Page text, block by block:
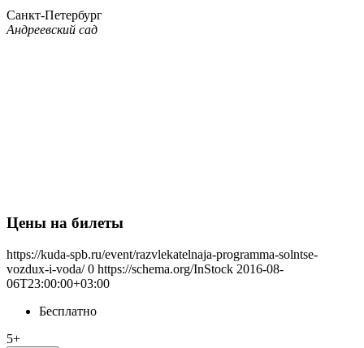
Санкт-Петербург
Андреевский сад
Цены на билеты
https://kuda-spb.ru/event/razvlekatelnaja-programma-solntse-
vozdux-i-voda/ 0 https://schema.org/InStock 2016-08-
06T23:00:00+03:00
Бесплатно
5+